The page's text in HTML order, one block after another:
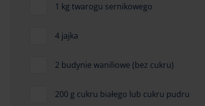
1 kg twarogu sernikowego
4 jajka
2 budynie waniliowe (bez cukru)
200 g cukru białego lub cukru pudru